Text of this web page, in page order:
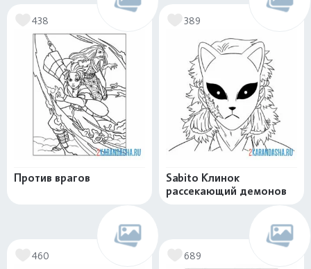
438
Против врагов
389
Sabito Клинок
рассекающий демонов
460 689